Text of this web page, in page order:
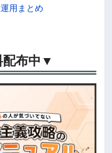
用まとめ
配布中▼